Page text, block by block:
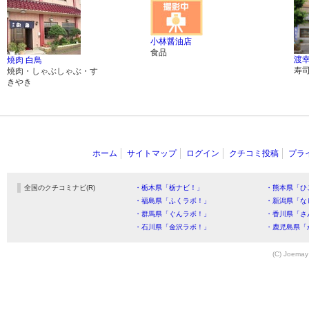
焼肉 白鳥
焼肉・しゃぶしゃぶ・す
きやき
小林醤油店
食品
渡
寿
ホーム サイトマップ ログイン クチコミ投稿 プラ
全国のクチコミナビ(R) ・栃木県「栃ナビ！」
・熊本県「
・福島県「ふくラボ！」
・新潟県「
・群馬県「ぐんラボ！」
・香川県「
・石川県「金沢ラボ！」
・鹿児島県
(C)